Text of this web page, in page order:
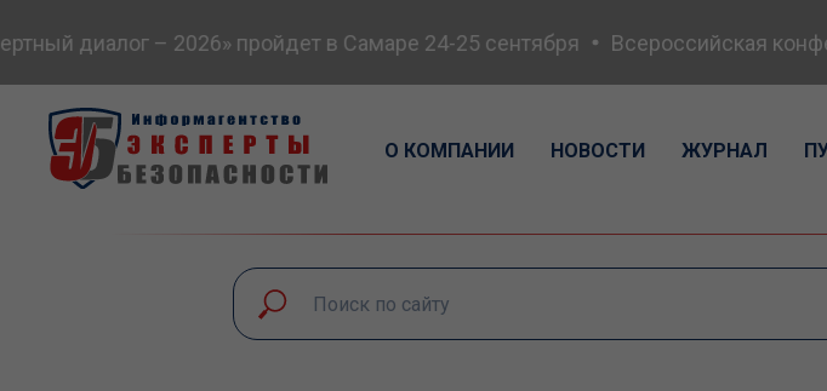
диалог – 2026» пройдет в Самаре 24-25 сентября Всероссийская
О КОМПАНИИ НОВОСТИ ЖУРНАЛ